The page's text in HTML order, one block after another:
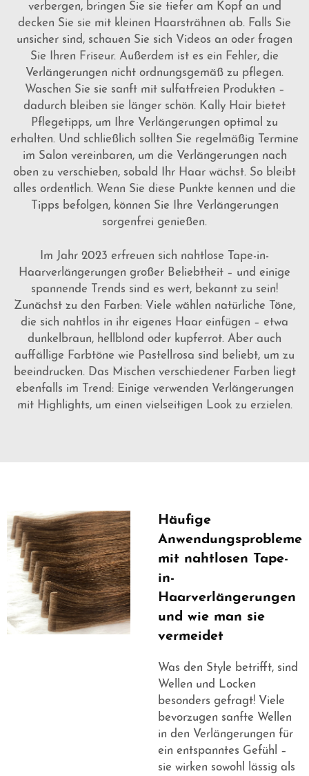
verbergen, bringen Sie sie tiefer am Kopf an und
decken Sie sie mit kleinen Haarsträhnen ab. Falls Sie
unsicher sind, schauen Sie sich Videos an oder fragen
Sie Ihren Friseur. Außerdem ist es ein Fehler, die
Verlängerungen nicht ordnungsgemäß zu pflegen.
Waschen Sie sie sanft mit sulfatfreien Produkten –
dadurch bleiben sie länger schön. Kally Hair bietet
Pflegetipps, um Ihre Verlängerungen optimal zu
erhalten. Und schließlich sollten Sie regelmäßig Termine
im Salon vereinbaren, um die Verlängerungen nach
oben zu verschieben, sobald Ihr Haar wächst. So bleibt
alles ordentlich. Wenn Sie diese Punkte kennen und die
Tipps befolgen, können Sie Ihre Verlängerungen
sorgenfrei genießen.
Im Jahr 2023 erfreuen sich nahtlose Tape-in-
Haarverlängerungen großer Beliebtheit – und einige
spannende Trends sind es wert, bekannt zu sein!
Zunächst zu den Farben: Viele wählen natürliche Töne,
die sich nahtlos in ihr eigenes Haar einfügen – etwa
dunkelbraun, hellblond oder kupferrot. Aber auch
auffällige Farbtöne wie Pastellrosa sind beliebt, um zu
beeindrucken. Das Mischen verschiedener Farben liegt
ebenfalls im Trend: Einige verwenden Verlängerungen
mit Highlights, um einen vielseitigen Look zu erzielen.
Häufige
Anwendungsprobleme
mit nahtlosen Tape-
in-
Haarverlängerungen
und wie man sie
vermeidet
Was den Style betrifft, sind
Wellen und Locken
besonders gefragt! Viele
bevorzugen sanfte Wellen
in den Verlängerungen für
ein entspanntes Gefühl –
sie wirken sowohl lässig als